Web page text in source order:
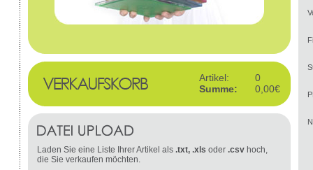
Artikel:
0
Summe:
0,00€
Laden Sie eine Liste Ihrer Artikel als .txt, .xls oder .csv hoch,
die Sie verkaufen möchten.